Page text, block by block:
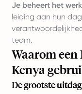
Je beheert het
leiding aan hun
team.
Waarom
Kenya
De grootste